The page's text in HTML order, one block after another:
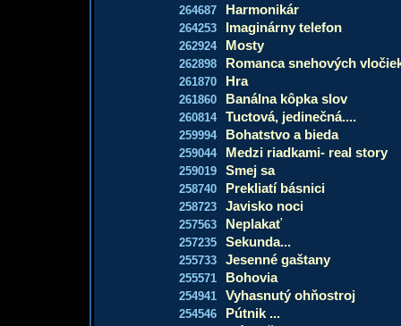
264687 Harmonikár
264253 Imaginárny telefon
262924 Mosty
262898 Romanca snehových
261870 Hra
261860 Banálna kôpka slov
260814 Tuctová, jedinečná....
259994 Bohatstvo a bieda
259044 Medzi riadkami- real story
259019 Smej sa
258740 Prekliatí básnici
258723 Javisko noci
257563 Neplakať
257235 Sekunda...
255733 Jesenné gaštany
255571 Bohovia
254941 Vyhasnutý ohňostroj
254546 Pútnik ...